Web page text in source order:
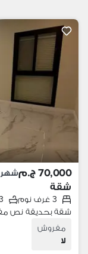
70,000 ج.م
شقة
3 غرف نوم 3
شقة بحديقة نص
مفروش
لا